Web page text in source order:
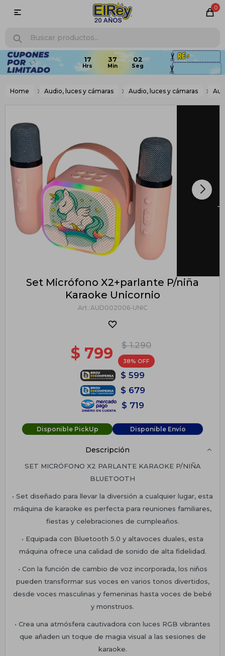
0

Home Audio, luces y cámaras Audio, luces y cámaras
Set Micrófono X2+parlante P/niña
Karaoke Unicornio
AUD002006-UNIC
$ 1.290
$ 799 38
$ 599
$ 679
$ 719
Disponible PickUp Disponible Envío
Descripción
SET MICRÓFONO X2 PARLANTE KARAOKE P/NIÑA
BLUETOOTH
• Set diseñado para llevar la diversión a cualquier lugar, esta
máquina de karaoke es perfecta para reuniones familiares,
fiestas y celebraciones de cumpleaños.
• Equipada con Bluetooth 5.0 y altavoces duales, esta
máquina ofrece una calidad de sonido de alta fidelidad.
• Con la función de cambio de voz incorporada, los niños
pueden transformar sus voces en varios tonos divertidos,
desde voces masculinas y femeninas hasta voces de bebé
y monstruos.
• Crea una atmósfera cautivadora con luces RGB vibrantes
que añaden un toque de magia visual a las sesiones de
karaoke.